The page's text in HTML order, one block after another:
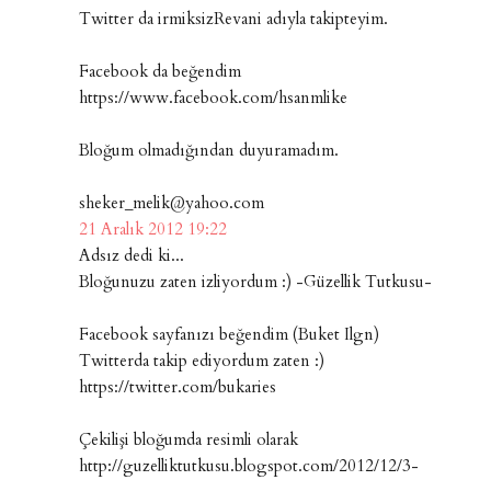
Twitter da irmiksizRevani adıyla takipteyim.
Facebook da beğendim
https://www.facebook.com/hsanmlike
Bloğum olmadığından duyuramadım.
sheker_melik@yahoo.com
21 Aralık 2012 19:22
Adsız dedi ki...
Bloğunuzu zaten izliyordum :) -Güzellik Tutkusu-
Facebook sayfanızı beğendim (Buket Ilgn)
Twitterda takip ediyordum zaten :)
https://twitter.com/bukaries
Çekilişi bloğumda resimli olarak
http://guzelliktutkusu.blogspot.com/2012/12/3-